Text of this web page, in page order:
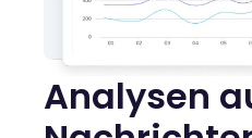
Analysen